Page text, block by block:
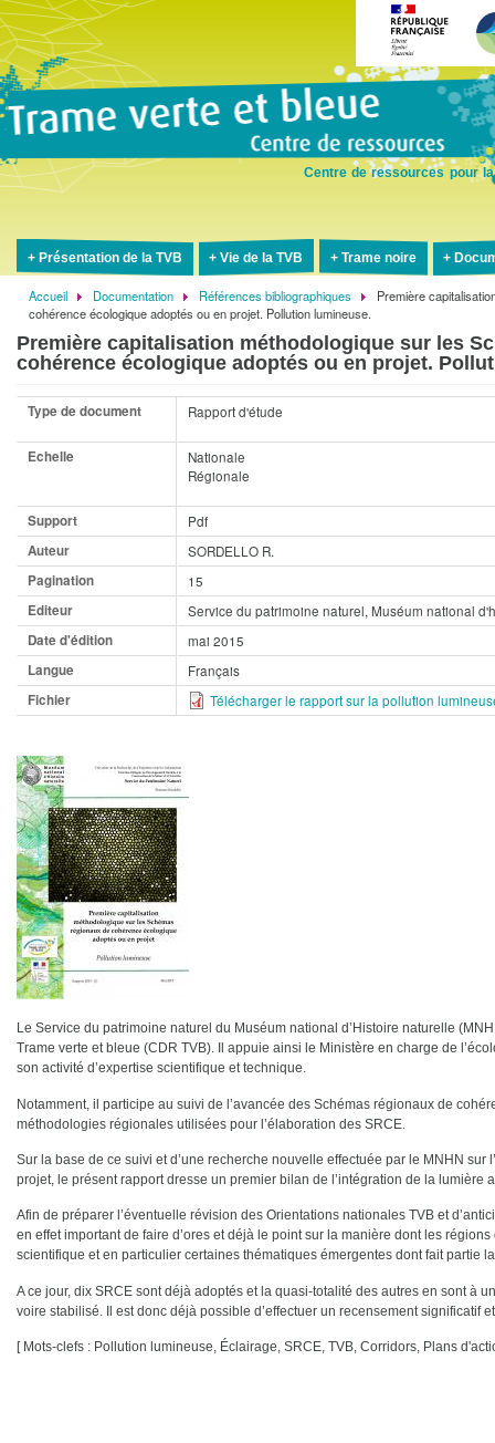
Centre de ressources pour
Présentation de la TVB Vie de la TVB Trame noire
Fil
d'Ariane
Accueil Documentation Références bibliographiques
Première
cohérence écologique adoptés ou en projet. Pollution lumineuse.
Première capitalisation méthodologique sur les
cohérence écologique adoptés ou en projet.
Type de document Rapport d'étude
Echelle
Nationale
Régionale
Support
Pdf
Auteur
SORDELLO R.
Pagination
15
Editeur
Service du patrimoine naturel, Muséum national
Date d'édition
mai 2015
Langue
Français
Fichier
Télécharger le rapport sur la pollution
Le Service du patrimoine naturel du Muséum national d’Histoire naturelle
Trame verte et bleue (CDR TVB). Il appuie ainsi le Ministère en charge de
son activité d’expertise scientifique et technique.
Notamment, il participe au suivi de l’avancée des Schémas régionaux de
méthodologies régionales utilisées pour l’élaboration des SRCE.
Sur la base de ce suivi et d’une recherche nouvelle effectuée par le MNHN sur
projet, le présent rapport dresse un premier bilan de l’intégration de la lumière
Afin de préparer l’éventuelle révision des Orientations nationales TVB et
en effet important de faire d’ores et déjà le point sur la manière dont les
scientifique et en particulier certaines thématiques émergentes dont fait partie
A ce jour, dix SRCE sont déjà adoptés et la quasi-totalité des autres en sont à
voire stabilisé. Il est donc déjà possible d’effectuer un recensement significatif
[ Mots-clefs : Pollution lumineuse, Éclairage, SRCE, TVB, Corridors, Plans